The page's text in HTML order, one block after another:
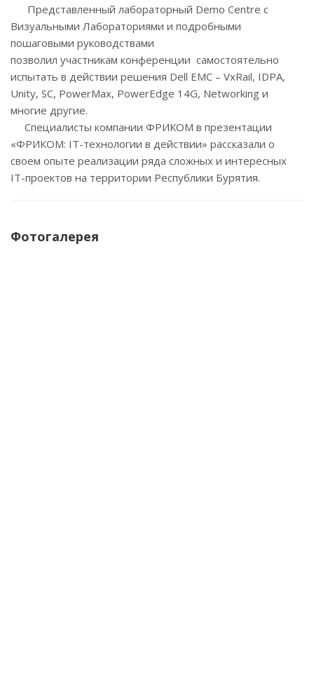
Представленный лабораторный Demo Centre с
Визуальными Лабораториями и подробными
пошаговыми руководствами
позволил участникам конференции самостоятельно
испытать в действии решения Dell EMC – VxRail, IDPA,
Unity, SC, PowerMax, PowerEdge 14G, Networking и
многие другие.
Специалисты компании ФРИКОМ в презентации
«ФРИКОМ: IT-технологии в действии» рассказали о
своем опыте реализации ряда сложных и интересных
IT-проектов на территории Республики Бурятия.
Фотогалерея